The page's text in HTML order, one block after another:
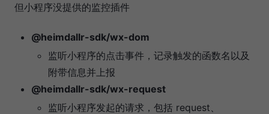
但小程序没提供的监控插件
@heimdallr-sdk/wx-dom
监听小程序的点击事件，记录触发的函数名以及
附带信息并上报
@heimdallr-sdk/wx-request
监听小程序发起的请求，包括 request、